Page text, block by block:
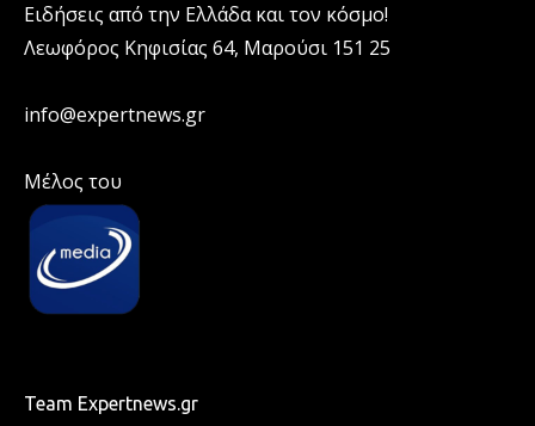
Ειδήσεις από την Ελλάδα και τον κόσμο!
Λεωφόρος Κηφισίας 64, Μαρούσι 151 25
info@expertnews.gr
Μέλος του
Team Expertnews.gr